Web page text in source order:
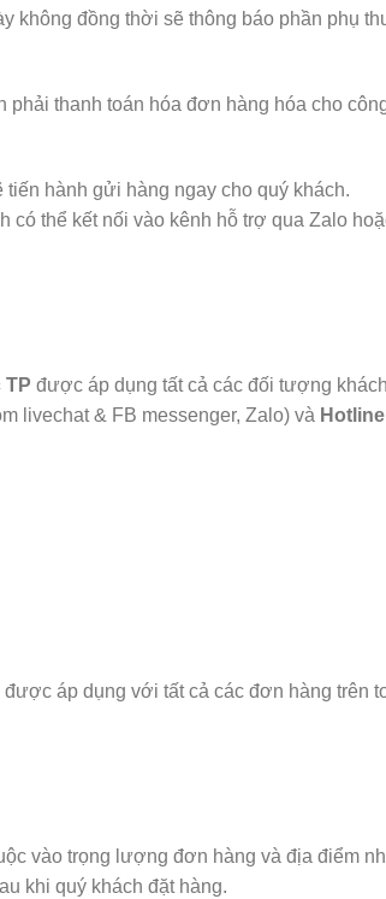
không đồng thời sẽ thông báo phần phụ
thanh toán hóa đơn hàng hóa cho
hành gửi hàng ngay cho quý khách.
thể kết nối vào kênh hỗ trợ qua Zalo
TP được áp dụng tất cả các đối tượng
livechat & FB messenger, Zalo) và
được áp dụng với tất cả các đơn hàng trên
vào trọng lượng đơn hàng và địa điểm
khi quý khách đặt hàng.